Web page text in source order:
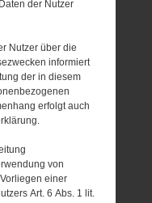
der Nutzer
Nutzer über die
informiert
der in diesem
erfolgt auch
von
einer
Art. 6 Abs. 1 lit.